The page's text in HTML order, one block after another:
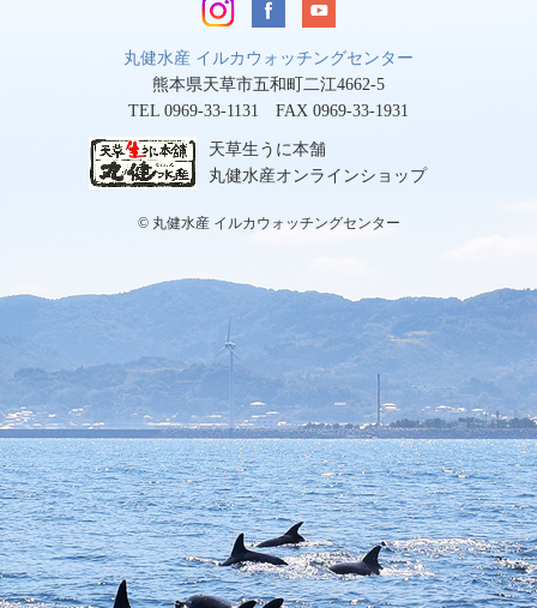
丸健水産 イルカウォッチングセンター
熊本県天草市五和町二江4662-5
TEL 0969-33-1131 FAX 0969-33-1931
天草生うに本舗
丸健水産オンラインショップ
© 丸健水産 イルカウォッチングセンター